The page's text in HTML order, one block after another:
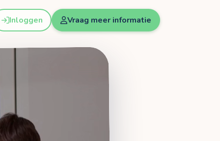
Inloggen Vraag meer informatie